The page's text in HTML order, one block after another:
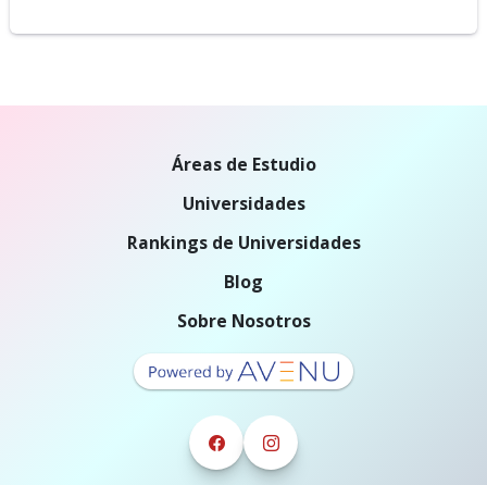
Áreas de Estudio
Universidades
Rankings de Universidades
Blog
Sobre Nosotros